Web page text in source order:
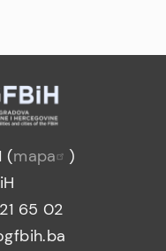
(mapa
)
65 02